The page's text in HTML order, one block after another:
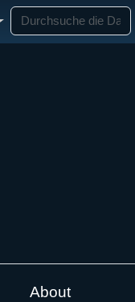
About